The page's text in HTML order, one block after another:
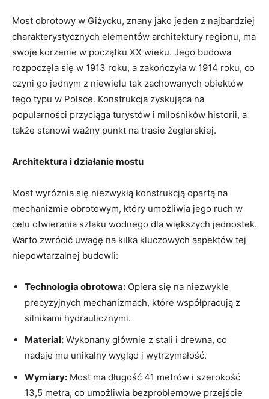
Most obrotowy w Giżycku, znany jako ‌jeden⁢ z najbardziej
charakterystycznych elementów architektury ‌regionu, ma
swoje ‌korzenie w⁣ początku XX wieku. ⁤Jego budowa
rozpoczęła się w‌ 1913‍ roku, a zakończyła w 1914 roku, co
‌czyni go jednym ​z ​niewielu tak zachowanych obiektów
⁣tego typu w Polsce. Konstrukcja zyskująca na⁣
popularności przyciąga turystów i miłośników historii,‌ a‌
także stanowi ważny ​punkt na trasie żeglarskiej.
Architektura i działanie mostu
Most wyróżnia się​ niezwykłą konstrukcją​ opartą‍ na
mechanizmie⁣ obrotowym, który‍ umożliwia jego ruch w
celu otwierania szlaku wodnego dla większych ​jednostek.⁤
Warto zwrócić​ uwagę ‌na kilka kluczowych ‌aspektów tej
niepowtarzalnej budowli:
Technologia ​obrotowa: Opiera‌ się ​na niezwykle‍
precyzyjnych ⁤mechanizmach, które współpracują z⁣
silnikami hydraulicznymi.
Materiał: Wykonany głównie z⁣ stali i drewna, co
nadaje mu unikalny wygląd i wytrzymałość.
Wymiary: Most ma ​długość 41 metrów i⁣ szerokość
13,5⁢ metra, co umożliwia bezproblemowe przejście